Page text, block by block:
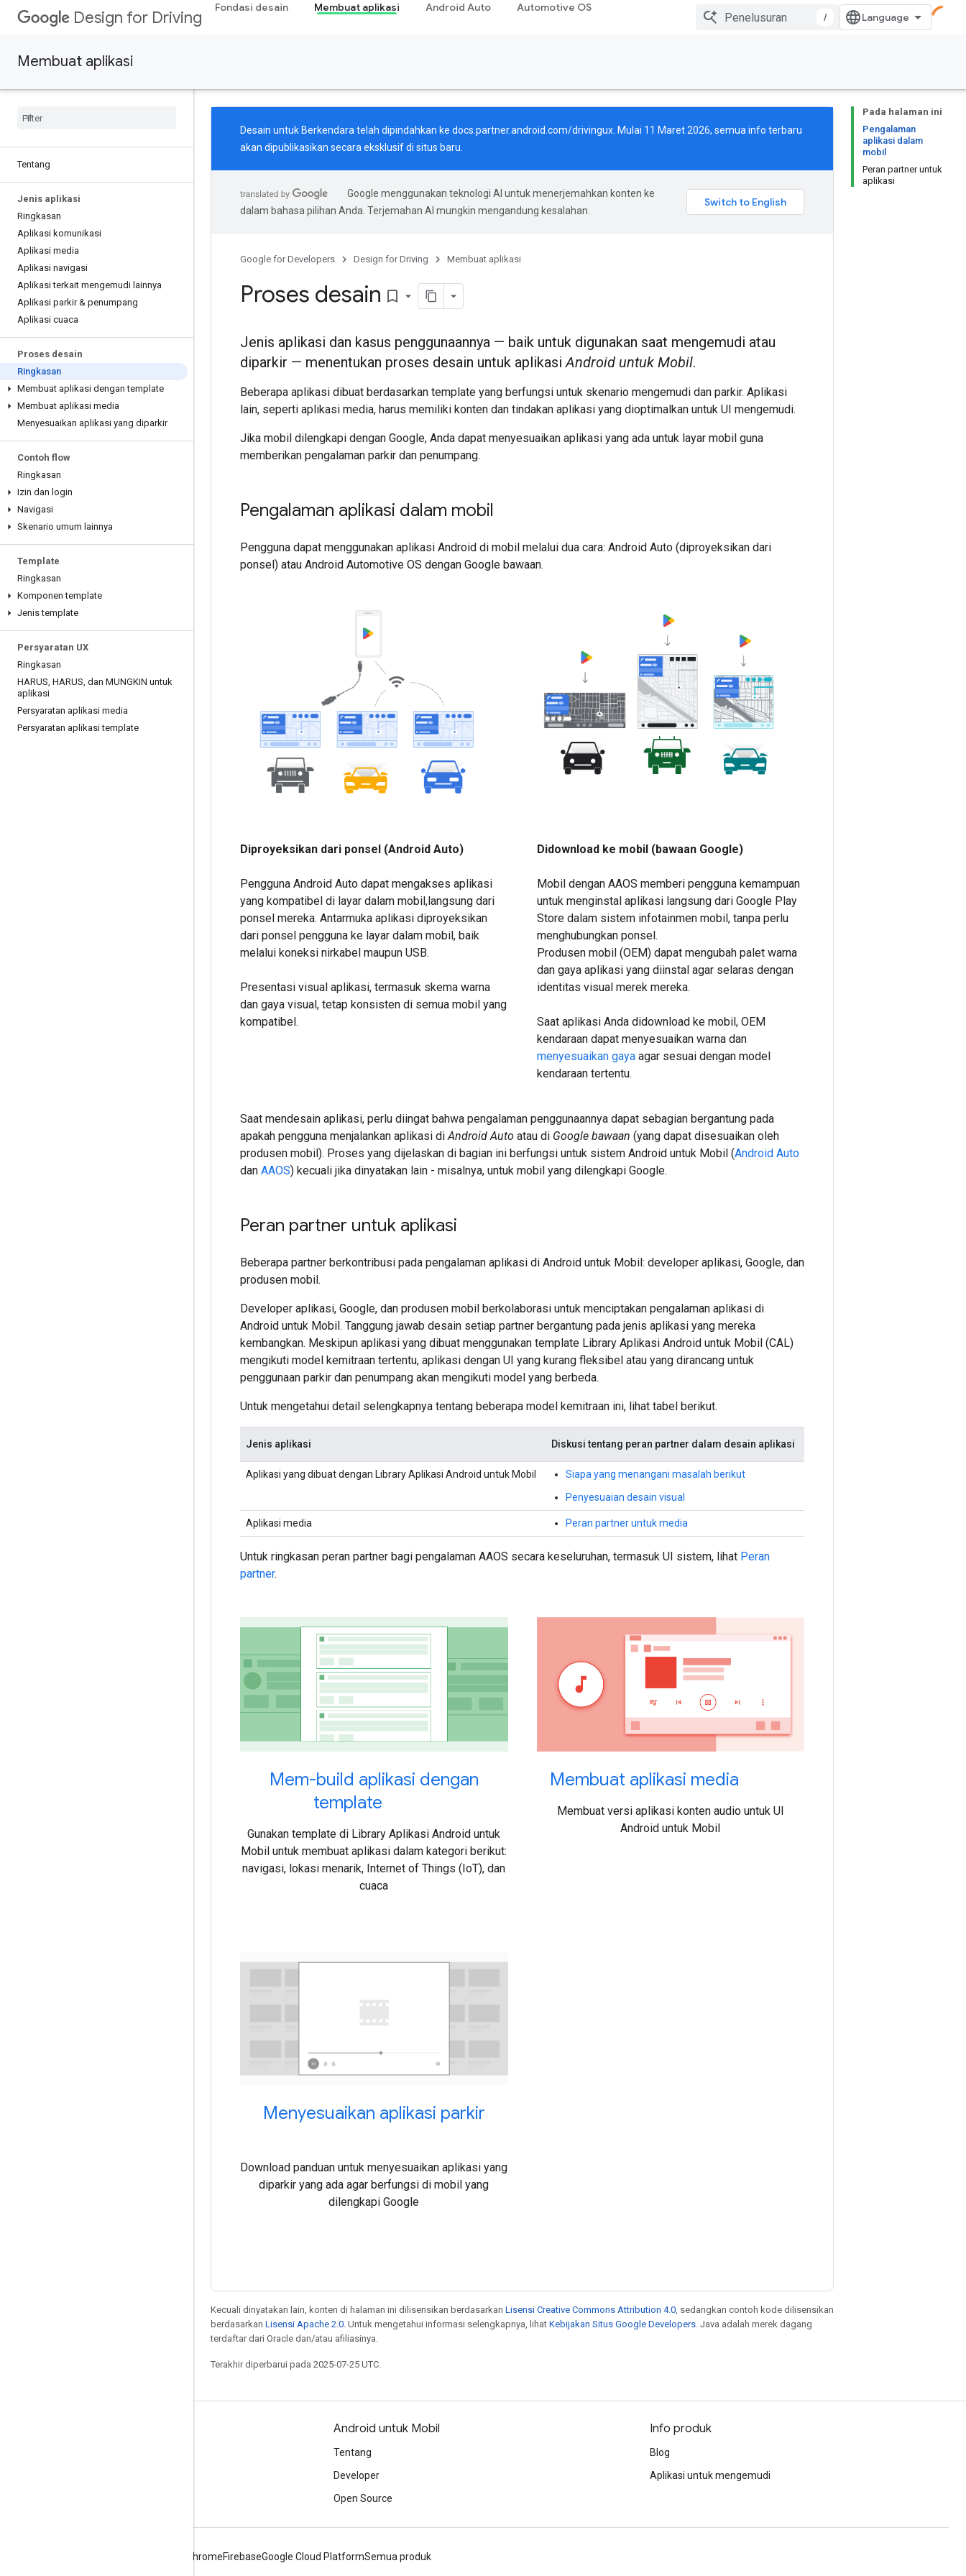
Design for Driving
Fondasi desain Membuat aplikasi Android Auto Automotive OS
/
Membuat aplikasi
Tentang
Jenis aplikasi
Ringkasan
Aplikasi komunikasi
Aplikasi media
Aplikasi navigasi
Aplikasi terkait mengemudi lainnya
Aplikasi parkir & penumpang
Aplikasi cuaca
Proses desain
Ringkasan
Membuat aplikasi dengan template
Membuat aplikasi media
Menyesuaikan aplikasi yang diparkir
Contoh flow
Ringkasan
Izin dan login
Navigasi
Skenario umum lainnya
Template
Ringkasan
Komponen template
Jenis template
Persyaratan UX
Ringkasan
HARUS, HARUS, dan MUNGKIN untuk
aplikasi
Persyaratan aplikasi media
Persyaratan aplikasi template
Pada halaman ini
Pengalaman
aplikasi dalam
mobil
Peran partner untuk
aplikasi
Desain untuk Berkendara telah dipindahkan ke docs.partner.android.com/drivingux . Mulai 11 Maret 2026, semua info terbaru
akan dipublikasikan secara eksklusif di situs baru.
Google menggunakan teknologi AI untuk menerjemahkan konten ke
dalam bahasa pilihan Anda. Terjemahan AI mungkin mengandung kesalahan.
Google for Developers Design for Driving Membuat aplikasi
Proses desain bookmark_border
Jenis aplikasi dan kasus penggunaannya — baik untuk digunakan saat mengemudi atau
diparkir — menentukan proses desain untuk aplikasiAndroid untuk Mobil.
Beberapa aplikasi dibuat berdasarkan template yang berfungsi untuk skenario mengemudi dan parkir. Aplikasi
lain, seperti aplikasi media, harus memiliki konten dan tindakan aplikasi yang dioptimalkan untuk UI mengemudi.
Jika mobil dilengkapi dengan Google, Anda dapat menyesuaikan aplikasi yang ada untuk layar mobil guna
memberikan pengalaman parkir dan penumpang.
Pengalaman aplikasi dalam mobil
Pengguna dapat menggunakan aplikasi Android di mobil melalui dua cara: Android Auto (diproyeksikan dari
ponsel) atau Android Automotive OS dengan Google bawaan.
Diproyeksikan dari ponsel (Android Auto)
Pengguna Android Auto dapat mengakses aplikasi
yang kompatibel di layar dalam mobil,langsung dari
ponsel mereka. Antarmuka aplikasi diproyeksikan
dari ponsel pengguna ke layar dalam mobil, baik
melalui koneksi nirkabel maupun USB.
Presentasi visual aplikasi, termasuk skema warna
dan gaya visual, tetap konsisten di semua mobil yang
kompatibel.
Didownload ke mobil (bawaan Google)
Mobil dengan AAOS memberi pengguna kemampuan
untuk menginstal aplikasi langsung dari Google Play
Store dalam sistem infotainmen mobil, tanpa perlu
menghubungkan ponsel.
Produsen mobil (OEM) dapat mengubah palet warna
dan gaya aplikasi yang diinstal agar selaras dengan
identitas visual merek mereka.
Saat aplikasi Anda didownload ke mobil, OEM
kendaraan dapat menyesuaikan warna dan
menyesuaikan gayaagar sesuai dengan model
kendaraan tertentu.
Saat mendesain aplikasi, perlu diingat bahwa pengalaman penggunaannya dapat sebagian bergantung pada
apakah pengguna menjalankan aplikasi di Android Auto atau di Google bawaan (yang dapat disesuaikan oleh
produsen mobil). Proses yang dijelaskan di bagian ini berfungsi untuk sistem Android untuk Mobil (Android Auto
dan AAOS) kecuali jika dinyatakan lain - misalnya, untuk mobil yang dilengkapi Google.
Peran partner untuk aplikasi
Beberapa partner berkontribusi pada pengalaman aplikasi di Android untuk Mobil: developer aplikasi, Google, dan
produsen mobil.
Developer aplikasi, Google, dan produsen mobil berkolaborasi untuk menciptakan pengalaman aplikasi di
Android untuk Mobil. Tanggung jawab desain setiap partner bergantung pada jenis aplikasi yang mereka
kembangkan. Meskipun aplikasi yang dibuat menggunakan template Library Aplikasi Android untuk Mobil (CAL)
mengikuti model kemitraan tertentu, aplikasi dengan UI yang kurang fleksibel atau yang dirancang untuk
penggunaan parkir dan penumpang akan mengikuti model yang berbeda.
Untuk mengetahui detail selengkapnya tentang beberapa model kemitraan ini, lihat tabel berikut.
Jenis aplikasi Diskusi tentang peran partner dalam desain aplikasi
Aplikasi yang dibuat dengan Library Aplikasi Android untuk Mobil
Siapa yang menangani masalah berikut
Penyesuaian desain visual
Aplikasi media Peran partner untuk media
Untuk ringkasan peran partner bagi pengalaman AAOS secara keseluruhan, termasuk UI sistem, lihat Peran
partner.
Mem-build aplikasi dengan
template
Gunakan template di Library Aplikasi Android untuk
Mobil untuk membuat aplikasi dalam kategori berikut:
navigasi, lokasi menarik, Internet of Things (IoT), dan
cuaca
Membuat aplikasi media
Membuat versi aplikasi konten audio untuk UI
Android untuk Mobil
Menyesuaikan aplikasi parkir
Download panduan untuk menyesuaikan aplikasi yang
diparkir yang ada agar berfungsi di mobil yang
dilengkapi Google
Kecuali dinyatakan lain, konten di halaman ini dilisensikan berdasarkan Lisensi Creative Commons Attribution 4.0, sedangkan contoh kode dilisensikan
berdasarkan Lisensi Apache 2.0. Untuk mengetahui informasi selengkapnya, lihat Kebijakan Situs Google Developers. Java adalah merek dagang
terdaftar dari Oracle dan/atau afiliasinya.
Terakhir diperbarui pada 2025-07-25 UTC.
Android untuk Mobil
Tentang
Developer
Open Source
Info produk
Blog
Aplikasi untuk mengemudi
ChromeFirebaseGoogle Cloud PlatformSemua produk